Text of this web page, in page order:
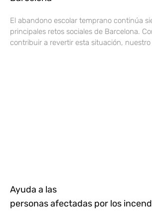
El abandono escolar temprano continúa
principales retos sociales de Barcelona.
contribuir a revertir esta situación, nuestro
Ayuda a las
personas afectadas por los